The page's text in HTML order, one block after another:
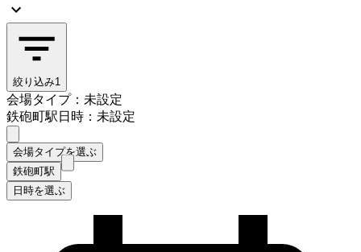
絞り込み1
会場タイプ：未設定
鉄砲町駅日時：未設定
会場タイプを選ぶ
鉄砲町駅
日時を選ぶ